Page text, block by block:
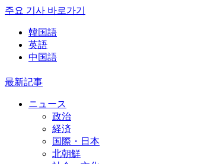
주요 기사 바로가기
韓国語
英語
中国語
最新記事
ニュース
政治
経済
国際・日本
北朝鮮